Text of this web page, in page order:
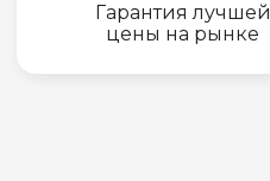
Гарантия лучшей
цены на рынке